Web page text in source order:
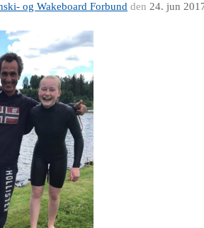
og Wakeboard Forbund den 24. jun